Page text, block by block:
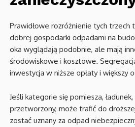
Prawidłowe rozróżnienie tych
dobrej gospodarki odpadami na
oka wyglądają podobnie, ale mają
środowiskowe i kosztowe.
inwestycja w niższe opłaty i większy
Jeśli kategorie się pomiesza,
przetworzony, może trafić do
zostać uznany za odpad